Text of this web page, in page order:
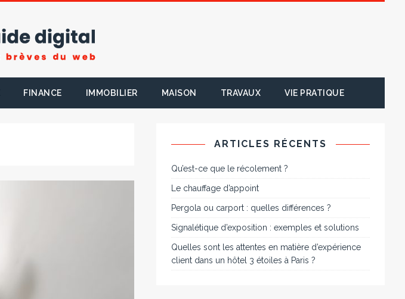
FINANCE IMMOBILIER MAISON TRAVAUX VIE PRATIQUE
ARTICLES RÉCENTS
Qu’est-ce que le récolement ?
Le chauffage d’appoint
Pergola ou carport : quelles différences ?
Signalétique d’exposition : exemples et solutions
Quelles sont les attentes en matière d’expérience
client dans un hôtel 3 étoiles à Paris ?